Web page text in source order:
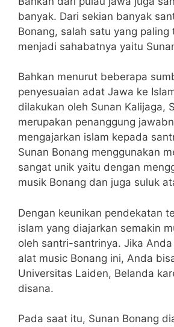
banyak. Dari sekian banyak
Bonang, salah satu yang paling
menjadi sahabatnya yaitu
Bahkan menurut beberapa
penyesuaian adat Jawa ke
dilakukan oleh Sunan Kalijaga,
merupakan penanggung
mengajarkan islam kepada
Sunan Bonang menggunakan
sangat unik yaitu dengan
musik Bonang dan juga suluk
Dengan keunikan pendekatan
islam yang diajarkan semakin
oleh santri-santrinya. Jika
alat music Bonang ini, Anda
Universitas Laiden, Belanda
disana.
Pada saat itu, Sunan Bonang